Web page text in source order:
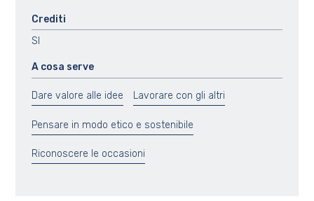
Crediti
SI
A cosa serve
Dare valore alle idee Lavorare con gli altri
Pensare in modo etico e sostenibile
Riconoscere le occasioni